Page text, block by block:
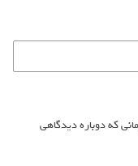
که دوباره دیدگاهی